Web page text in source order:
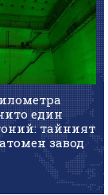
един
тайният
завод